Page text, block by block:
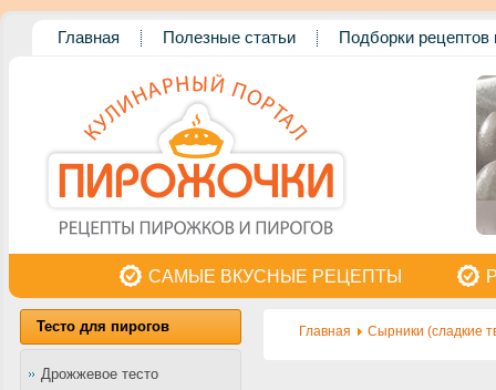
Главная Полезные статьи Подборки рецептов
САМЫЕ ВКУСНЫЕ РЕЦЕПТЫ
Тесто для пирогов
Дрожжевое тесто
Главная Сырники (сладкие